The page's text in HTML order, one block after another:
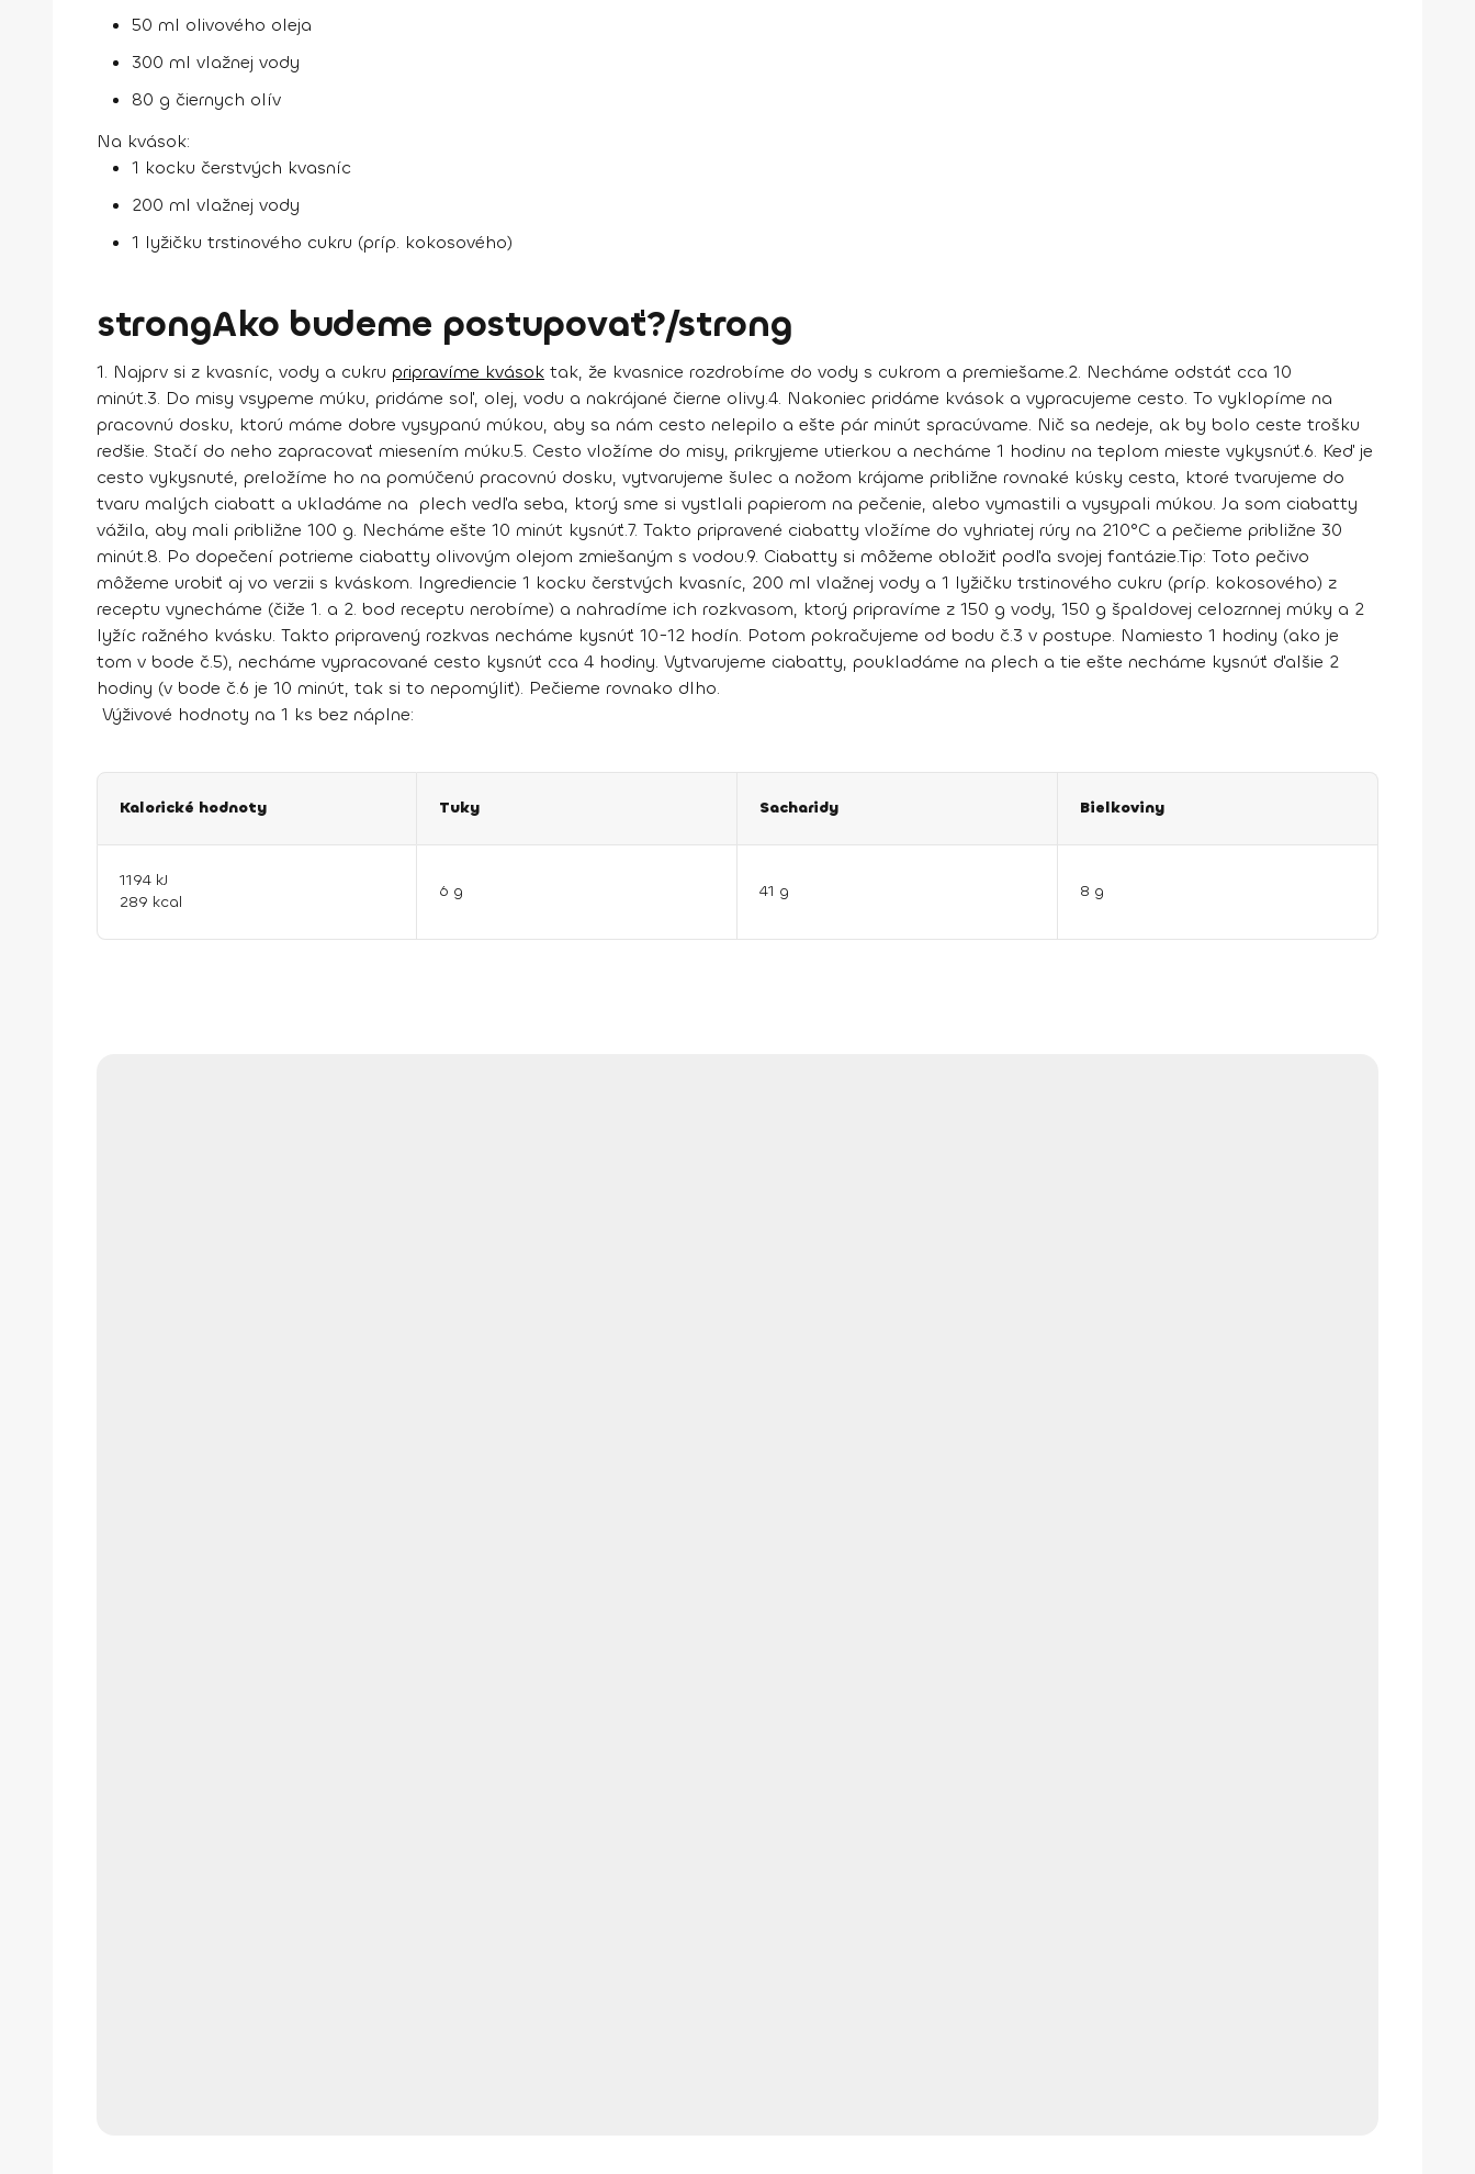
50 ml olivového oleja
300 ml vlažnej vody
80 g čiernych olív
Na kvások:
1 kocku čerstvých kvasníc
200 ml vlažnej vody
1 lyžičku trstinového cukru (príp. kokosového)
strongAko budeme postupovať?/strong
1. Najprv si z kvasníc, vody a cukru pripravíme kvások tak, že kvasnice rozdrobíme do vody s cukrom a premiešame.2. Necháme odstáť cca 10
minút.3. Do misy vsypeme múku, pridáme soľ, olej, vodu a nakrájané čierne olivy.4. Nakoniec pridáme kvások a vypracujeme cesto. To vyklopíme na
pracovnú dosku, ktorú máme dobre vysypanú múkou, aby sa nám cesto nelepilo a ešte pár minút spracúvame. Nič sa nedeje, ak by bolo ceste trošku
redšie. Stačí do neho zapracovať miesením múku.5. Cesto vložíme do misy, prikryjeme utierkou a necháme 1 hodinu na teplom mieste vykysnúť.6. Keď je
cesto vykysnuté, preložíme ho na pomúčenú pracovnú dosku, vytvarujeme šulec a nožom krájame približne rovnaké kúsky cesta, ktoré tvarujeme do
tvaru malých ciabatt a ukladáme na plech vedľa seba, ktorý sme si vystlali papierom na pečenie, alebo vymastili a vysypali múkou. Ja som ciabatty
vážila, aby mali približne 100 g. Necháme ešte 10 minút kysnúť.7. Takto pripravené ciabatty vložíme do vyhriatej rúry na 210°C a pečieme približne 30
minút.8. Po dopečení potrieme ciabatty olivovým olejom zmiešaným s vodou.9. Ciabatty si môžeme obložiť podľa svojej fantázie.Tip: Toto pečivo
môžeme urobiť aj vo verzii s kváskom. Ingrediencie 1 kocku čerstvých kvasníc, 200 ml vlažnej vody a 1 lyžičku trstinového cukru (príp. kokosového) z
receptu vynecháme (čiže 1. a 2. bod receptu nerobíme) a nahradíme ich rozkvasom, ktorý pripravíme z 150 g vody, 150 g špaldovej celozrnnej múky a 2
lyžíc ražného kvásku. Takto pripravený rozkvas necháme kysnúť 10-12 hodín. Potom pokračujeme od bodu č.3 v postupe. Namiesto 1 hodiny (ako je
tom v bode č.5), necháme vypracované cesto kysnúť cca 4 hodiny. Vytvarujeme ciabatty, poukladáme na plech a tie ešte necháme kysnúť ďalšie 2
hodiny (v bode č.6 je 10 minút, tak si to nepomýliť). Pečieme rovnako dlho.
Výživové hodnoty na 1 ks bez náplne:
Kalorické hodnoty Tuky Sacharidy Bielkoviny
1194 kJ
289 kcal
6 g 41 g 8 g